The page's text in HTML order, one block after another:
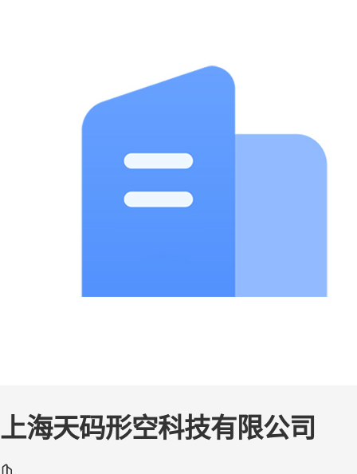
上海天码形空科技有限公司